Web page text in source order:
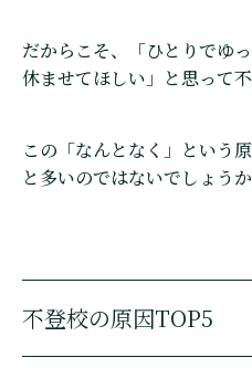
だからこそ、「ひとりでゆ
休ませてほしい」と思って不
この「なんとなく」という
と多いのではないでしょう
不登校の原因TOP5